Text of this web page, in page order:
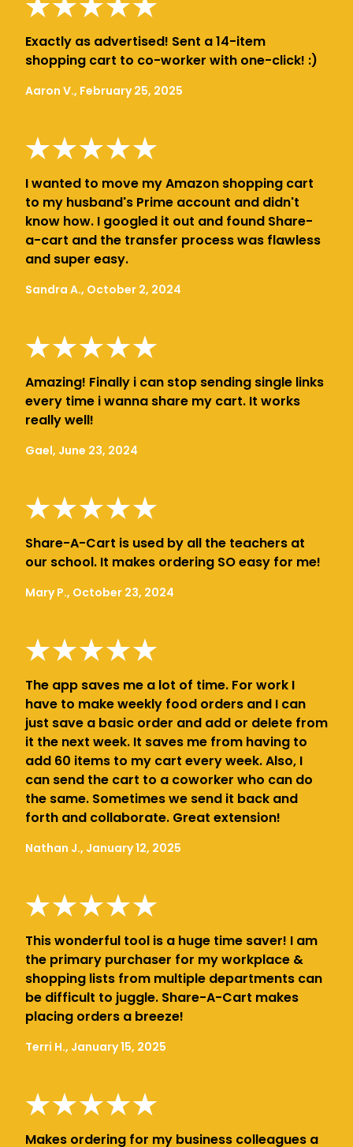
Exactly as advertised! Sent a 14-item
shopping cart to co-worker with one-click! :)
Aaron V., February 25, 2025
I wanted to move my Amazon shopping cart
to my husband's Prime account and didn't
know how. I googled it out and found Share-
a-cart and the transfer process was flawless
and super easy.
Sandra A., October 2, 2024
Amazing! Finally i can stop sending single links
every time i wanna share my cart. It works
really well!
Gael, June 23, 2024
Share-A-Cart is used by all the teachers at
our school. It makes ordering SO easy for me!
Mary P., October 23, 2024
The app saves me a lot of time. For work I
have to make weekly food orders and I can
just save a basic order and add or delete from
it the next week. It saves me from having to
add 60 items to my cart every week. Also, I
can send the cart to a coworker who can do
the same. Sometimes we send it back and
forth and collaborate. Great extension!
Nathan J., January 12, 2025
This wonderful tool is a huge time saver! I am
the primary purchaser for my workplace &
shopping lists from multiple departments can
be difficult to juggle. Share-A-Cart makes
placing orders a breeze!
Terri H., January 15, 2025
Makes ordering for my business colleagues a